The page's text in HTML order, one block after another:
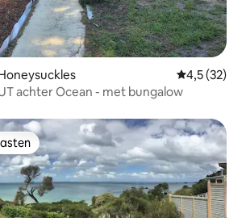
4,5 (32)
achter Ocean - met bungalow